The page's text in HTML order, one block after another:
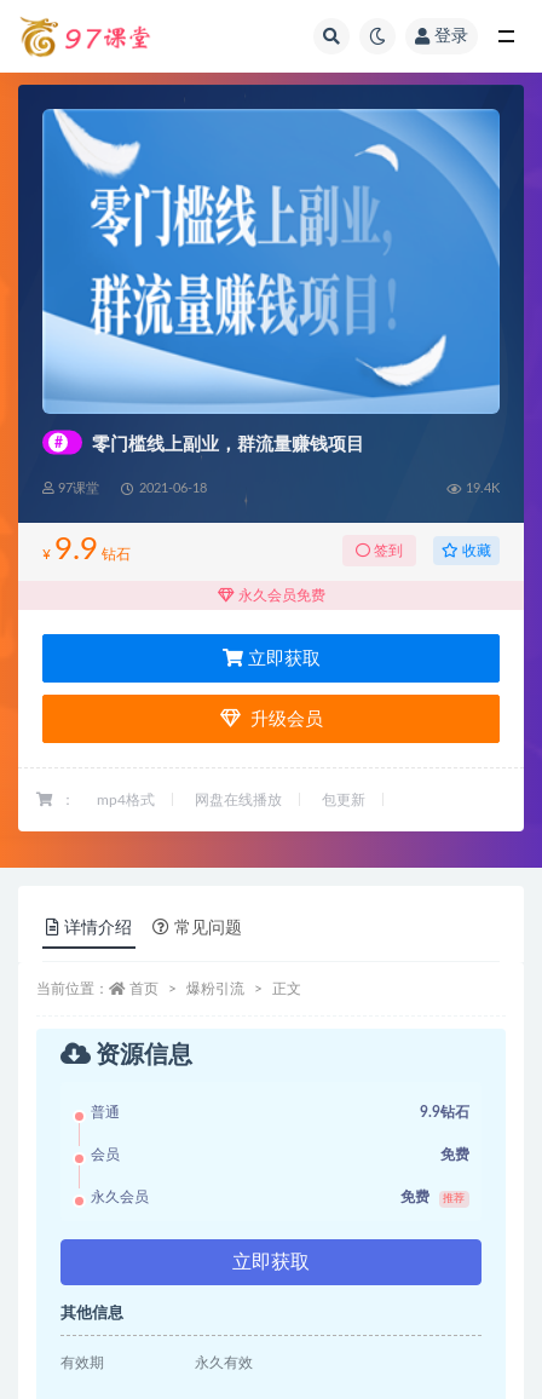
登录
# 零门槛线上副业，群流量赚钱项目
97课堂 2021-06-18 19.4K
¥ 9.9 钻石 签到 收藏
永久会员免费
立即获取
升级会员
： mp4格式 网盘在线播放 包更新
详情介绍 常见问题
当前位置： 首页 爆粉引流 正文
资源信息
普通 9.9钻石
会员 免费
永久会员 免费 推荐
立即获取
其他信息
有效期 永久有效